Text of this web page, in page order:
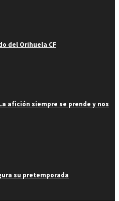
del Orihuela CF
afición siempre se prende y nos
su pretemporada